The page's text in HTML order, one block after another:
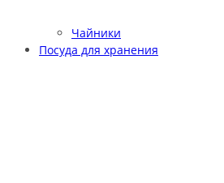
Чайники
Посуда для хранения